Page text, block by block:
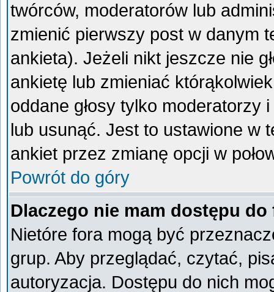
twórców, moderatorów lub
zmienić pierwszy post w danym
ankieta). Jeżeli nikt jeszcze nie
ankietę lub zmieniać
oddane głosy tylko moderatorzy
lub usunąć. Jest to ustawione w
ankiet przez zmianę opcji w
Powrót do góry
Dlaczego nie mam dostępu
Nietóre fora mogą być
grup. Aby przeglądać, czytać,
autoryzacja. Dostępu do nich